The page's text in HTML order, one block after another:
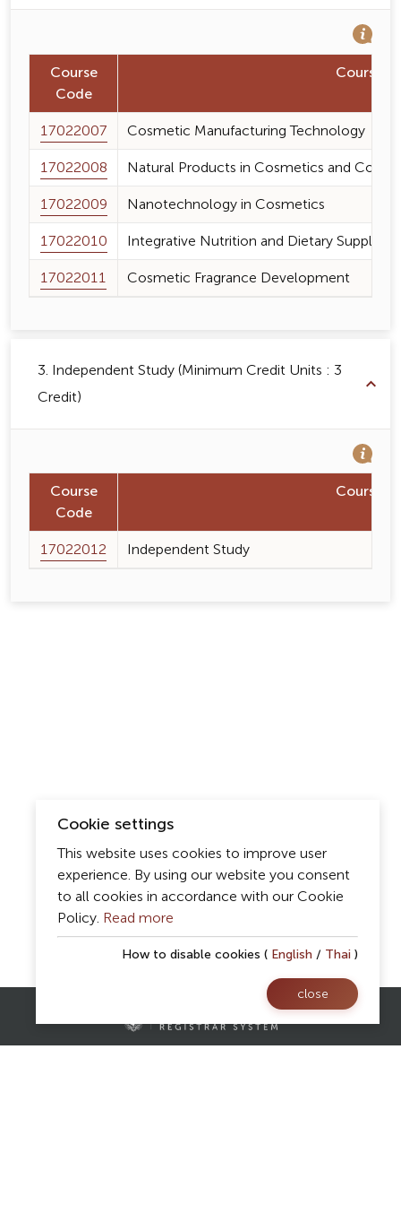
Course
Code
Course
17022007
Cosmetic Manufacturing Technology
17022008
Natural Products in Cosmetics and
17022009
Nanotechnology in Cosmetics
17022010
Integrative Nutrition and Dietary
17022011
Cosmetic Fragrance Development
3. Independent Study (Minimum Credit Units : 3
Credit)
Course
Code
Course
17022012 Independent Study
Cookie settings
This website uses cookies to improve user
experience. By using our website you consent
to all cookies in accordance with our Cookie
Policy. Read more
How to disable cookies ( English / Thai)
close